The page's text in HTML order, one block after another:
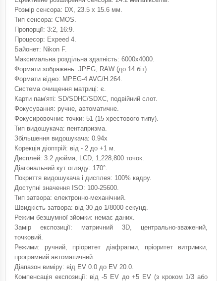
Розмір сенсора: DX, 23.5 x 15.6 мм.
Тип сенсора: CMOS.
Пропорції: 3:2, 16:9.
Процесор: Expeed 4.
Байонет: Nikon F.
Максимальна роздільна здатність: 6000x4000.
Формати зображень: JPEG, RAW (до 14 біт).
Формати відео: MPEG-4 AVC/H.264.
Система очищення матриці: є.
Карти пам'яті: SD/SDHC/SDXC, подвійний слот.
Фокусування: ручне, автоматичне.
Фокусировочниє точки: 51 (15 хрестового типу).
Тип видошукача: пентапризма.
Збільшення видошукача: 0.94x
Корекція діоптрій: від - 2 до +1 м.
Дисплей: 3.2 дюйма, LCD, 1,228,800 точок.
Діагональний кут огляду: 170°.
Покриття видошукача і дисплея: 100% кадру.
Доступні значення ISO: 100-25600.
Тип затвора: електронно-механічний.
Швидкість затвора: від 30 до 1/8000 секунд.
Режим безшумної зйомки: немає даних.
Замір експозиції: матричний 3D, центрально-зважений,
точковий.
Режими: ручний, пріоритет діафрагми, пріоритет витримки,
програмний автоматичний.
Діапазон виміру: від EV 0.0 до EV 20.0.
Компенсація експозиції: від -5 EV до +5 EV (з кроком 1/3 або